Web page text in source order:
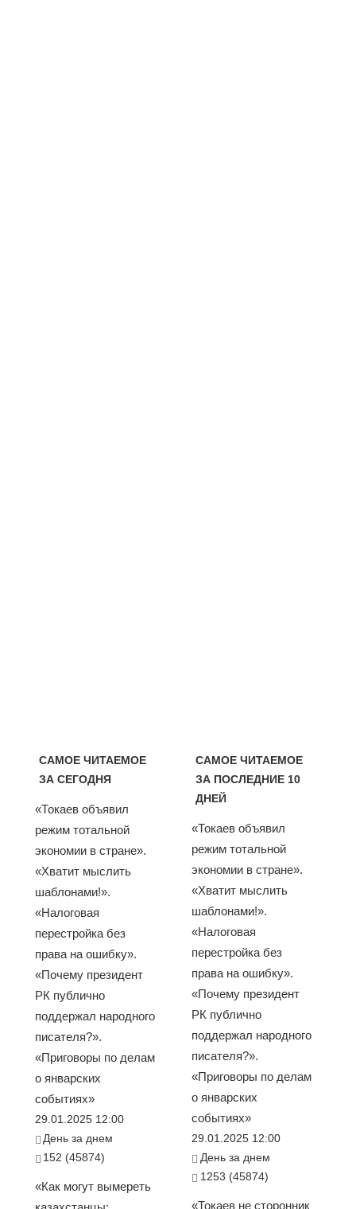
САМОЕ ЧИТАЕМОЕ
ЗА СЕГОДНЯ
«Токаев объявил
режим тотальной
экономии в стране».
«Хватит мыслить
шаблонами!».
«Налоговая
перестройка без
права на ошибку».
«Почему президент
РК публично
поддержал народного
писателя?».
«Приговоры по делам
о январских
событиях»
29.01.2025 12:00
День за днем
152 (45874)
«Как могут вымереть
САМОЕ ЧИТАЕМОЕ
ЗА ПОСЛЕДНИЕ 10
ДНЕЙ
«Токаев объявил
режим тотальной
экономии в стране».
«Хватит мыслить
шаблонами!».
«Налоговая
перестройка без
права на ошибку».
«Почему президент
РК публично
поддержал народного
писателя?».
«Приговоры по делам
о январских
событиях»
29.01.2025 12:00
День за днем
1253 (45874)
«Токаев не сторонник